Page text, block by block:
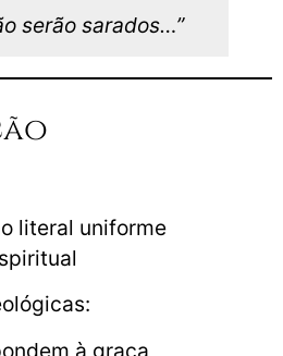
serão sarados…”
literal uniforme
à graça